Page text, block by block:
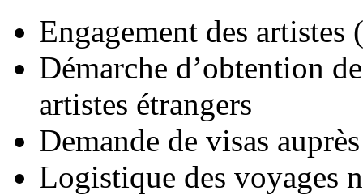
Engagement des
Démarche d’obtention
artistes étrangers
Demande de visas
Logistique des voyages